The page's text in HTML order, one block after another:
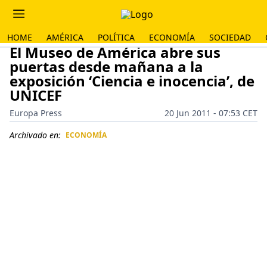
HOME AMÉRICA POLÍTICA ECONOMÍA SOCIEDAD
El Museo de América abre sus
puertas desde mañana a la
exposición ‘Ciencia e inocencia’, de
UNICEF
Europa Press
20 Jun 2011 - 07:53 CET
Archivado en: ECONOMÍA